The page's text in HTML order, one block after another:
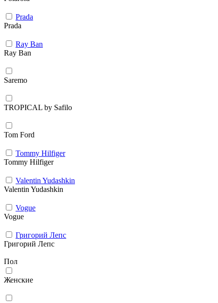
Prada
Prada
Ray Ban
Ray Ban
Saremo
TROPICAL by Safilo
Tom Ford
Tommy Hilfiger
Tommy Hilfiger
Valentin Yudashkin
Valentin Yudashkin
Vogue
Vogue
Григорий Лепс
Григорий Лепс
Пол
Женские